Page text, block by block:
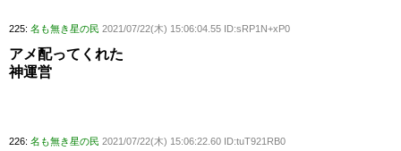
225: 名も無き星の民 2021/07/22(木) 15:06:04.55 ID:sRP1N+xP0
アメ配ってくれた
神運営
226: 名も無き星の民 2021/07/22(木) 15:06:22.60 ID:tuT921RB0